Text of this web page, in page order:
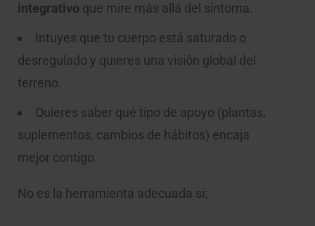
integrativo que mire más allá del síntoma.
Intuyes que tu cuerpo está saturado o
desregulado y quieres una visión global del
terreno.
Quieres saber qué tipo de apoyo (plantas,
suplementos, cambios de hábitos) encaja
mejor contigo.
No es la herramienta adecuada si: